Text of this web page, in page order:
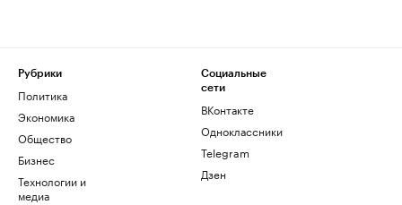
Рубрики
Политика
Экономика
Общество
Бизнес
Технологии и
медиа
Социальные
сети
ВКонтакте
Одноклассники
Telegram
Дзен